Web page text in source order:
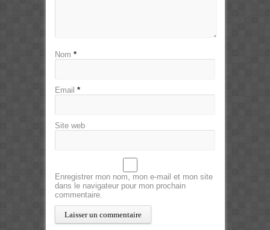
Nom *
Email *
Site web
Enregistrer mon nom, mon e-mail et mon site
dans le navigateur pour mon prochain
commentaire.